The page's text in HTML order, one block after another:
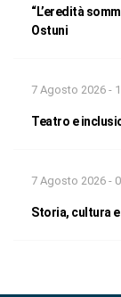
“L’eredità
Ostuni
7 Agosto 2026 -
Teatro e
7 Agosto 2026 -
Storia, cultura